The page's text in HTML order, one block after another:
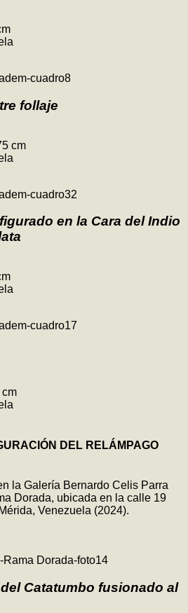
follaje
cm
en la Cara del Indio
cm
DEL RELÁMPAGO
la Galería Bernardo Celis Parra
Dorada, ubicada en la calle 19
Venezuela (2024).
Catatumbo fusionado al